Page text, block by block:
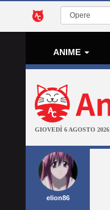
ANIME
GIOVEDÌ 6 AGOSTO 2026
elion86